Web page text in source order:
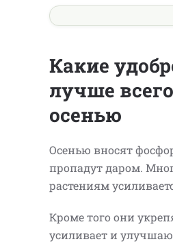
Какие
лучше
осенью
Осенью вносят
пропадут даром.
растениям
Кроме того они
усиливает и